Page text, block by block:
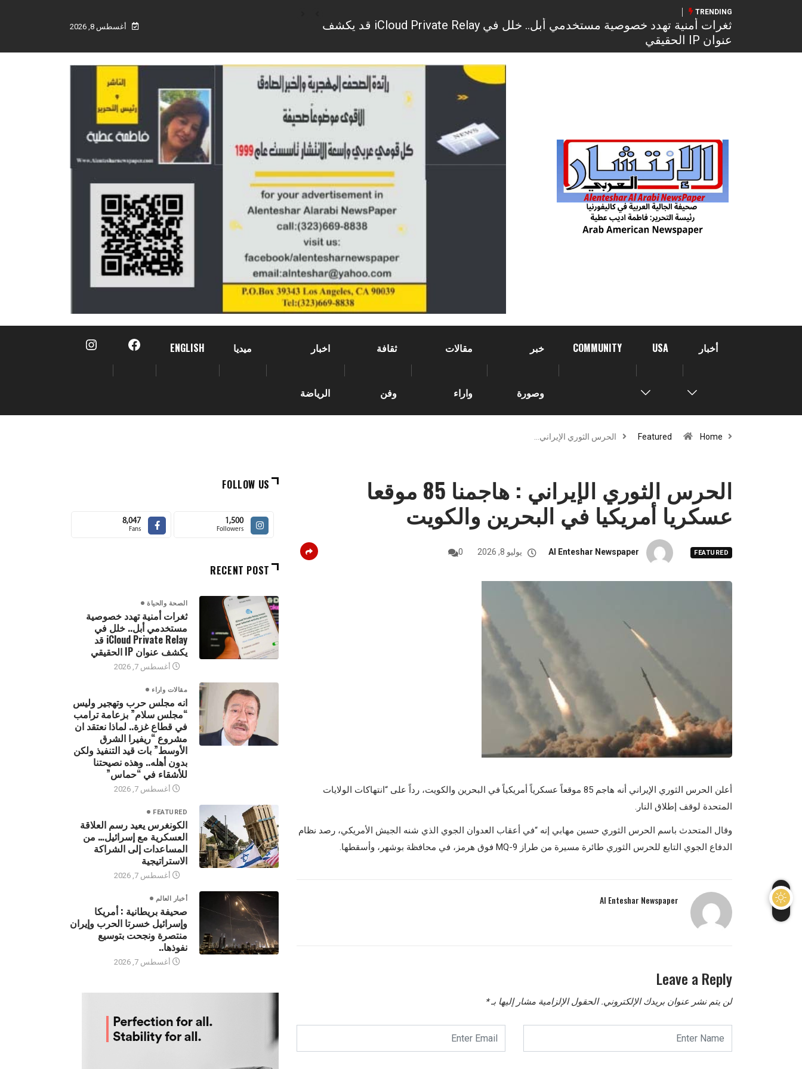
TRENDING
ثغرات أمنية تهدد خصوصية مستخدمي أبل.. خلل في iCloud Private Relay قد يكشف
عنوان IP الحقيقي
أغسطس 8, 2026
أخبار USA
COMMUNITY خبر
وصورة
مقالات
واراء
ثقافة
وفن
اخبار
الرياضة
ميديا ENGLISH
Home
Featured الحرس الثوري الإيراني…
الحرس الثوري الإيراني : هاجمنا 85 موقعا
عسكريا أمريكيا في البحرين والكويت
FEATURED
Al Enteshar Newspaper يوليو 8, 2026 0
أعلن الحرس الثوري الإيراني أنه هاجم 85 موقعاً عسكرياً أمريكياً في البحرين والكويت، رداً على “انتهاكات الولايات
المتحدة لوقف إطلاق النار.
وقال المتحدث باسم الحرس الثوري حسين مهابي إنه “في أعقاب العدوان الجوي الذي شنه الجيش الأمريكي، رصد نظام
الدفاع الجوي التابع للحرس الثوري طائرة مسيرة من طراز MQ-9 فوق هرمز، في محافظة بوشهر، وأسقطها.
Al Enteshar Newspaper
Leave a Reply
لن يتم نشر عنوان بريدك الإلكتروني. الحقول الإلزامية مشار إليها بـ*
FOLLOW US
8,047
Fans
1,500
Followers
RECENT POST
الصحة والحياة
ثغرات أمنية تهدد خصوصية
مستخدمي أبل.. خلل في
iCloud Private Relay قد
يكشف عنوان IP الحقيقي
أغسطس 7, 2026
مقالات واراء
انه مجلس حرب وتهجير وليس
“مجلس سلام” بزعامة ترامب
في قطاع غزة.. لماذا نعتقد ان
مشروع “ريفيرا الشرق
الأوسط” بات قيد التنفيذ ولكن
بدون أهله.. وهذه نصيحتنا
للأشقاء في “حماس”
أغسطس 7, 2026
FEATURED
الكونغرس يعيد رسم العلاقة
العسكرية مع إسرائيل… من
المساعدات إلى الشراكة
الاستراتيجية
أغسطس 7, 2026
أخبار العالم
صحيفة بريطانية : أمريكا
وإسرائيل خسرتا الحرب وإيران
منتصرة ونجحت بتوسيع
نفوذها..
أغسطس 7, 2026